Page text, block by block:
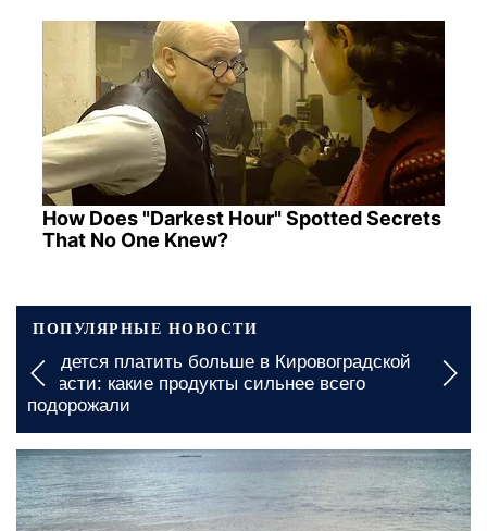
How Does "Darkest Hour" Spotted Secrets
That No One Knew?
ПОПУЛЯРНЫЕ НОВОСТИ
больше в Кировоградской
сильнее всего
Подорожание
какие сумме
11 июня, 21:43